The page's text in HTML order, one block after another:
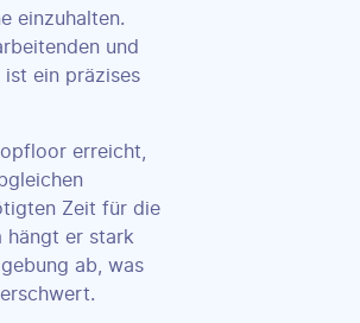
einzuhalten.
und
ist ein präzises
erreicht,
Zeit für die
hängt er stark
ab, was